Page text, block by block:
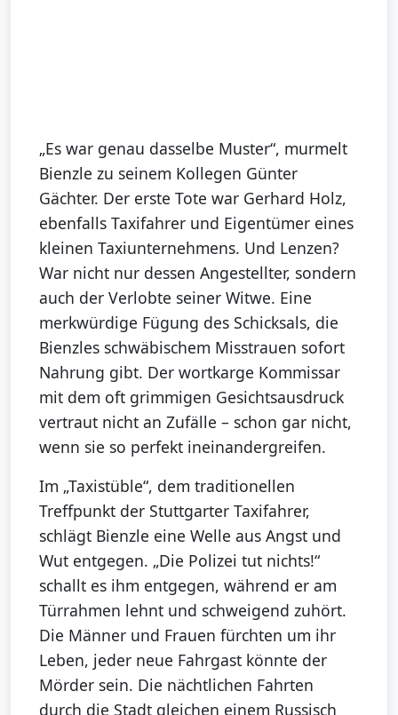
„Es war genau dasselbe Muster“, murmelt
Bienzle zu seinem Kollegen Günter
Gächter. Der erste Tote war Gerhard Holz,
ebenfalls Taxifahrer und Eigentümer eines
kleinen Taxiunternehmens. Und Lenzen?
War nicht nur dessen Angestellter, sondern
auch der Verlobte seiner Witwe. Eine
merkwürdige Fügung des Schicksals, die
Bienzles schwäbischem Misstrauen sofort
Nahrung gibt. Der wortkarge Kommissar
mit dem oft grimmigen Gesichtsausdruck
vertraut nicht an Zufälle – schon gar nicht,
wenn sie so perfekt ineinandergreifen.
Im „Taxistüble“, dem traditionellen
Treffpunkt der Stuttgarter Taxifahrer,
schlägt Bienzle eine Welle aus Angst und
Wut entgegen. „Die Polizei tut nichts!“
schallt es ihm entgegen, während er am
Türrahmen lehnt und schweigend zuhört.
Die Männer und Frauen fürchten um ihr
Leben, jeder neue Fahrgast könnte der
Mörder sein. Die nächtlichen Fahrten
durch die Stadt gleichen einem Russisch